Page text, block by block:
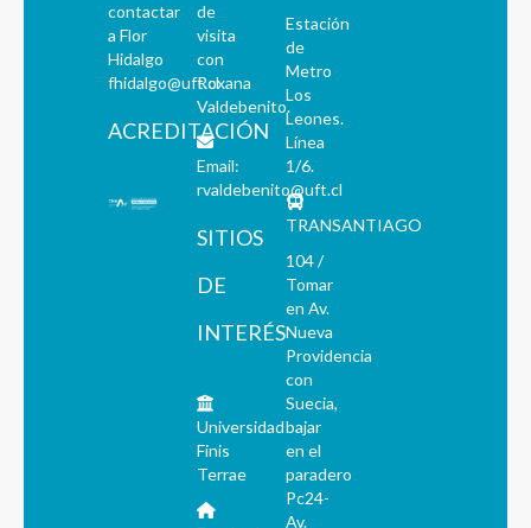
contactar
a Flor
Hidalgo
fhidalgo@uft.cl
ACREDITACIÓN
de
visita
con
Roxana
Valdebenito.
Email:
rvaldebenito@uft.cl
SITIOS
DE
INTERÉS
Universidad
Finis
Terrae
Estación
de
Metro
Los
Leones.
Línea
1/6.
TRANSANTIAGO
104 /
Tomar
en Av.
Nueva
Providencia
con
Suecia,
bajar
en el
paradero
Pc24-
Av.